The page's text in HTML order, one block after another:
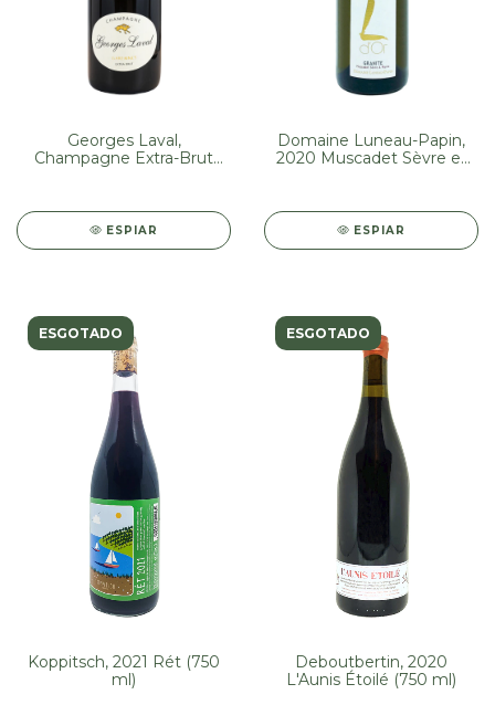
Georges Laval,
Champagne Extra-Brut
ESPIAR
Domaine Luneau-Papin,
2020 Muscadet Sèvre et
ESPIAR
ESGOTADO
Koppitsch, 2021 Rét (750
ml)
ESGOTADO
Deboutbertin, 2020
L'Aunis Étoilé (750 ml)